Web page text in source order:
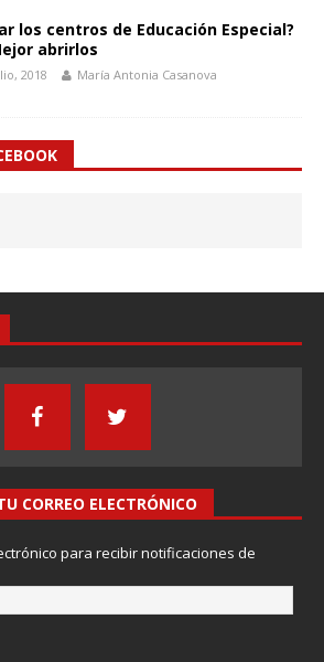
los centros de Educación Especial?
abrirlos
2018 María Antonia Casanova
CORREO ELECTRÓNICO
para recibir notificaciones de